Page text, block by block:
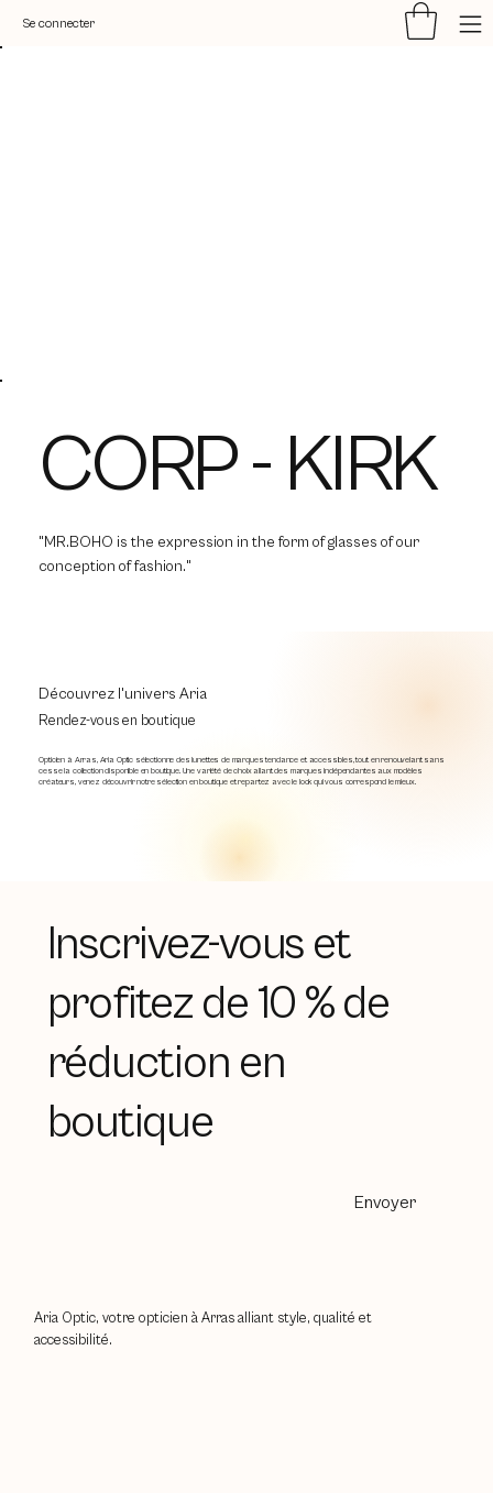
Se connecter
CORP - KIRK
"MR.BOHO is the expression in the form of glasses of our
conception of fashion."
Rendez-vous en boutique
Découvrez l'univers Aria
Opticien à Arras, Aria Optic sélectionne des lunettes de marques tendance et accessibles, tout en renouvelant sans
cesse la collection disponible en boutique. Une variété de choix allant des marques indépendantes aux modèles
créateurs, venez découvrir notre sélection en boutique et repartez avec le look qui vous correspond le mieux.
Inscrivez-vous et
profitez de 10 % de
réduction en
boutique
Envoyer
Aria Optic, votre opticien à Arras alliant style, qualité et
accessibilité.